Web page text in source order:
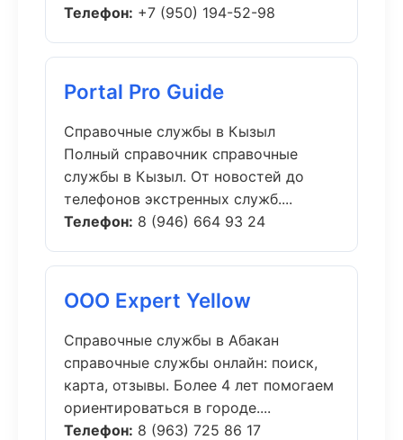
Телефон: +7 (950) 194-52-98
Portal Pro Guide
Справочные службы в Кызыл
Полный справочник справочные
службы в Кызыл. От новостей до
телефонов экстренных служб....
Телефон: 8 (946) 664 93 24
ООО Expert Yellow
Справочные службы в Абакан
справочные службы онлайн: поиск,
карта, отзывы. Более 4 лет помогаем
ориентироваться в городе....
Телефон: 8 (963) 725 86 17